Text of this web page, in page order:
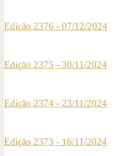
Edição 2376 - 07/12/2024
Edição 2375 - 30/11/2024
Edição 2374 - 23/11/2024
Edição 2373 - 16/11/2024